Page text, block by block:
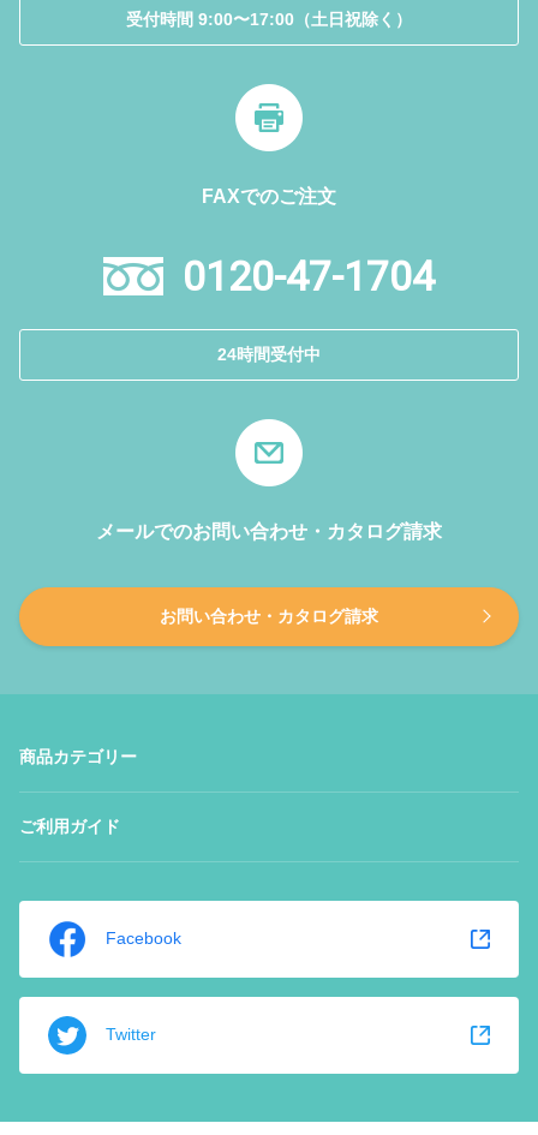
受付時間 9:00〜17:00（土日祝除く）
FAXでのご注文
0120-47-1704
24時間受付中
メールでのお問い合わせ・カタログ請求
お問い合わせ・カタログ請求
商品カテゴリー
ご利用ガイド
Facebook
Twitter